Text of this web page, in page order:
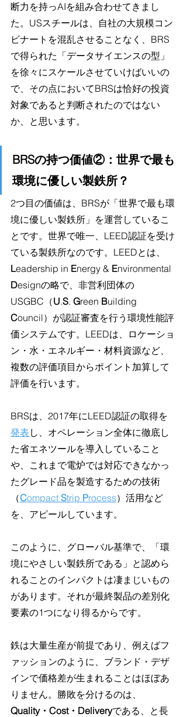
断力を持っAIを組み合わせてきまし
た。USスチールは、自社の大規模コン
ビナートを混乱させることなく、BRS
で得られた「データサイエンスの型」
を徐々にスケールさせていけばいいの
で、その点においてBRSは恰好の投資
対象であると判断されたのではない
か、と思います。
BRSの持つ価値②：世界で最も
環境に優しい製鉄所？
2つ目の価値は、BRSが「世界で最も環
境に優しい製鉄所」を運営しているこ
とです。世界で唯一、LEED認証を受け
ている製鉄所なのです。LEEDとは、
Leadership in Energy & Environmental
Designの略で、非営利団体の
USGBC（U.S. Green Building
Council）が認証審査を行う環境性能評
価システムです。LEEDは、ロケーショ
ン・水・エネルギー・材料資源など、
複数の評価項目からポイント加算して
評価を行います。
BRSは、2017年にLEED認証の取得を
発表 し、オペレーション全体に徹底し
た省エネツールを導入していること
や、これまで電炉では対応できなかっ
たグレード品を製造するための技術
（Compact Strip Process）活用など
を、アピールしています。
このように、グローバル基準で、「環
境にやさしい製鉄所である」と認めら
れることのインパクトは凄まじいもの
があります。それが最終製品の差別化
要素の1つになり得るからです。
鉄は大量生産が前提であり、例えばフ
ァッションのように、ブランド・デザ
インで価格差が生まれることはほぼあ
りません。勝敗を分けるのは、
Quality・Cost・Deliveryである、と長